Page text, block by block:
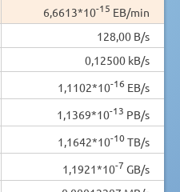
6,6613*10-15 EB/min
128,00 B/s
0,12500 kB/s
1,1102*10-16 EB/s
1,1369*10-13 PB/s
1,1642*10-10 TB/s
1,1921*10-7 GB/s